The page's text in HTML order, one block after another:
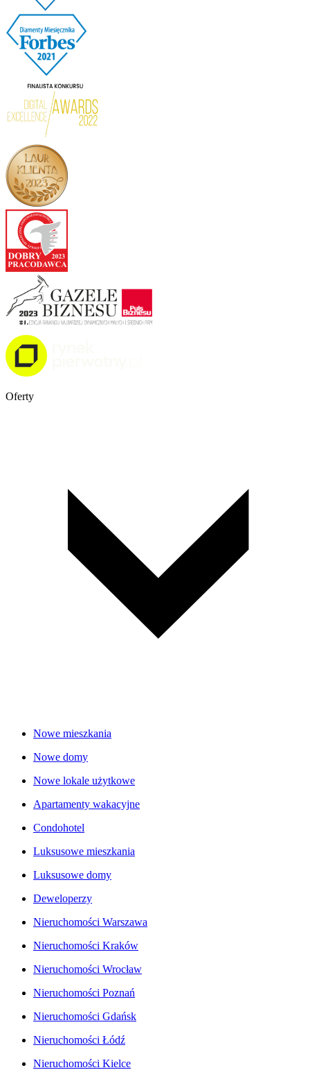
Oferty
Nowe mieszkania
Nowe domy
Nowe lokale użytkowe
Apartamenty wakacyjne
Condohotel
Luksusowe mieszkania
Luksusowe domy
Deweloperzy
Nieruchomości Warszawa
Nieruchomości Kraków
Nieruchomości Wrocław
Nieruchomości Poznań
Nieruchomości Gdańsk
Nieruchomości Łódź
Nieruchomości Kielce